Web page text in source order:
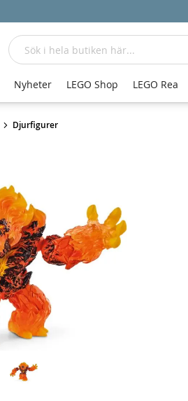
Djurfigurer
Sök
Nyheter LEGO Shop LEGO Rea